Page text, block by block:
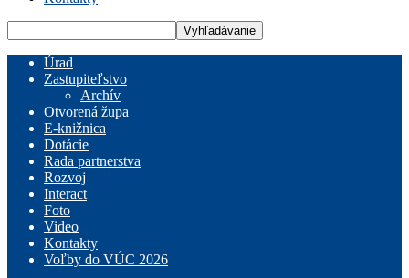
Úrad
Zastupiteľstvo
Archív
Otvorená župa
E-knižnica
Dotácie
Rada partnerstva
Rozvoj
Interact
Foto
Video
Kontakty
Voľby do VÚC 2026